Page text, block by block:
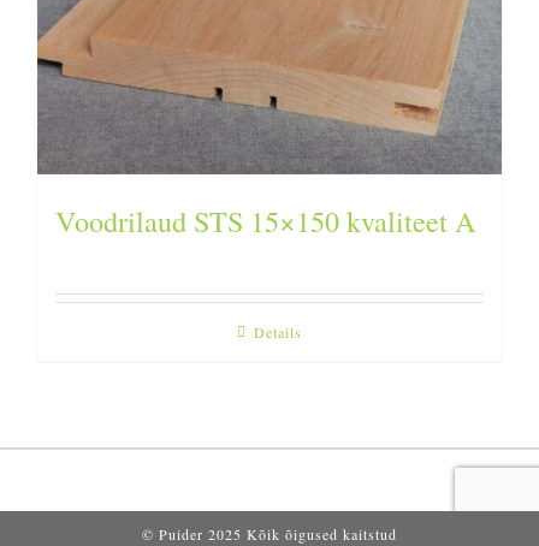
Voodrilaud STS 15×150 kvaliteet A
Details
© Puider 2025 Kõik õigused kaitstud